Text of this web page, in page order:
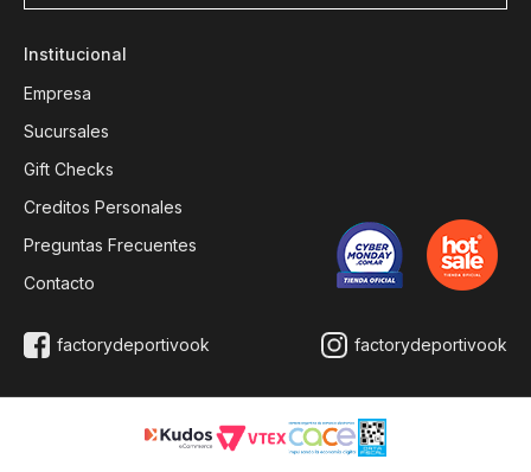
Institucional
Empresa
Sucursales
Gift Checks
Creditos Personales
Preguntas Frecuentes
Contacto
factorydeportivook factorydeportivook